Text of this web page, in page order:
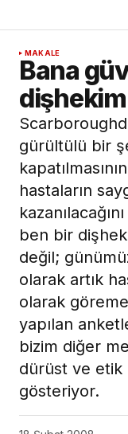
MAKALE
Bana
gürültülü bir
hastaların
ben bir
değil;
olarak artık
olarak
yapılan
bizim diğer
dürüst ve etik
gösteriyor.